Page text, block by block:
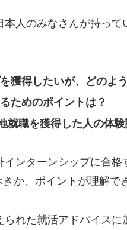
人のみなさんが持っ
獲得したいが、どのよ
ためのポイントは？
就職を獲得した人の体
ンターンシップに合格
か、ポイントが理解で
れた就活アドバイスに